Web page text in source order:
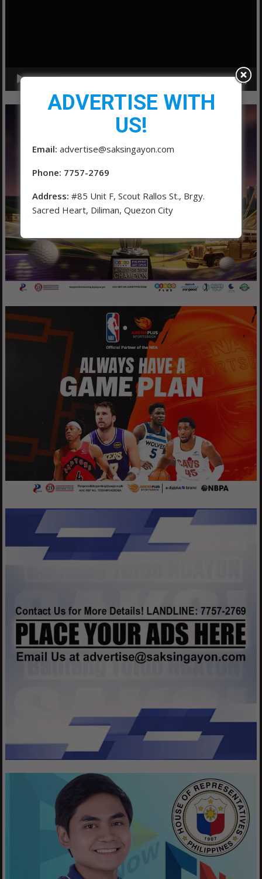
ADVERTISE WITH
US!
Email: advertise@saksingayon.com
Phone: 7757-2769
Address: #85 Unit F, Scout Rallos St., Brgy.
Sacred Heart, Diliman, Quezon City